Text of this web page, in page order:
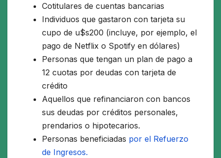
Cotitulares de cuentas bancarias
Individuos que gastaron con tarjeta su
cupo de u$s200 (incluye, por ejemplo, el
pago de Netflix o Spotify en dólares)
Personas que tengan un plan de pago a
12 cuotas por deudas con tarjeta de
crédito
Aquellos que refinanciaron con bancos
sus deudas por créditos personales,
prendarios o hipotecarios.
Personas beneficiadas por el Refuerzo
de Ingresos.